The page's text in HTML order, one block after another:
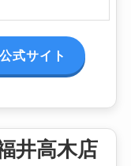
公式サイト
井高木店